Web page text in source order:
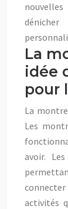
La
idée
pour
La
Les
avoir.
activités